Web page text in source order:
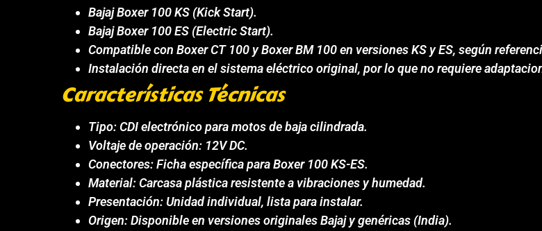
Bajaj Boxer 100 KS (Kick Start).
Bajaj Boxer 100 ES (Electric Start).
Compatible con Boxer CT 100 y Boxer BM 100 en versiones KS y ES, según
Instalación directa en el sistema eléctrico original, por lo que no requiere
Características Técnicas
Tipo: CDI electrónico para motos de baja cilindrada.
Voltaje de operación: 12V DC.
Conectores: Ficha específica para Boxer 100 KS-ES.
Material: Carcasa plástica resistente a vibraciones y humedad.
Presentación: Unidad individual, lista para instalar.
Origen: Disponible en versiones originales Bajaj y genéricas (India).